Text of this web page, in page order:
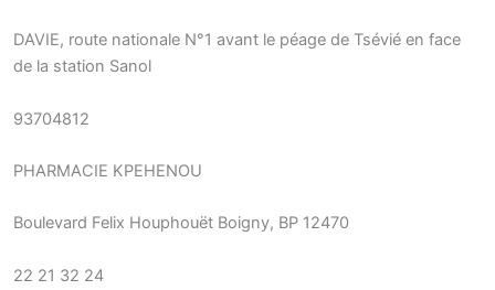
DAVIE, route nationale N°1 avant le péage de Tsévié en face
de la station Sanol
93704812
PHARMACIE KPEHENOU
Boulevard Felix Houphouët Boigny, BP 12470
22 21 32 24